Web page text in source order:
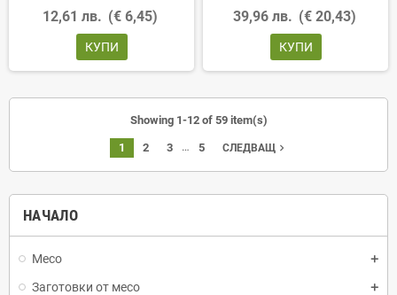
НАЧАЛО
Месо
Заготовки от месо
12,61 лв. (€ 6,45)
КУПИ
39,96 лв. (€ 20,43)
КУПИ
Showing 1-12 of 59 item(s)
1 2 3 … 5 СЛЕДВАЩnavigate_next